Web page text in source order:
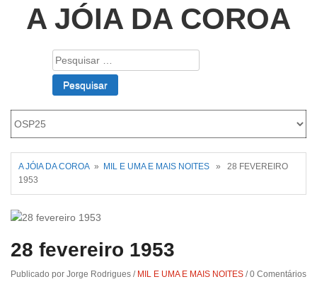
Abr 24, 2019 -Diz-me a verdade a mentir
Fev 22, 2019
Roriz
A JÓIA DA COROA
Pesquisar
por:
A JÓIA DA COROA » MIL E UMA E MAIS NOITES » 28 FEVEREIRO
1953
28 fevereiro 1953
Publicado por Jorge Rodrigues / MIL E UMA E MAIS NOITES /0 Comentários